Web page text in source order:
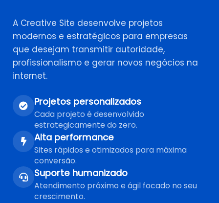
A Creative Site desenvolve projetos
modernos e estratégicos para empresas
que desejam transmitir autoridade,
profissionalismo e gerar novos negócios na
internet.
Projetos personalizados
Cada projeto é desenvolvido
estrategicamente do zero.
Alta performance
Sites rápidos e otimizados para máxima
conversão.
Suporte humanizado
Atendimento próximo e ágil focado no seu
crescimento.